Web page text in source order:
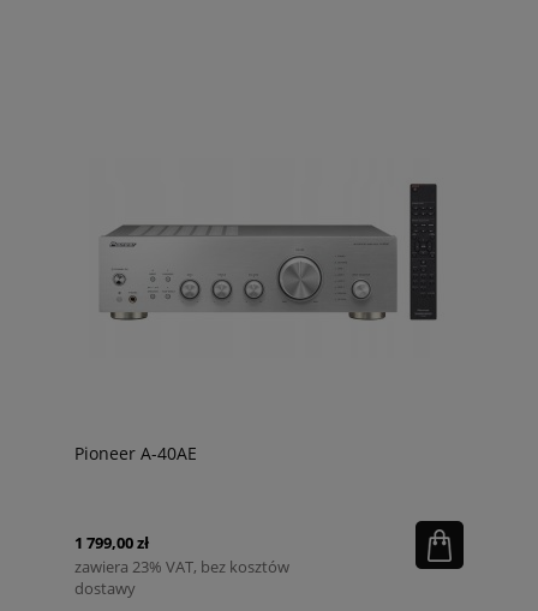
Pioneer A-40AE
1 799,00 zł
zawiera 23% VAT, bez kosztów
dostawy